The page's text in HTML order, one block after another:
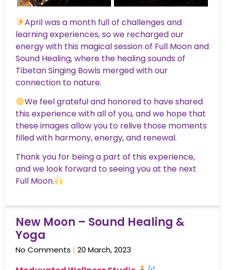
April was a month full of challenges and
learning experiences, so we recharged our
energy with this magical session of Full Moon and
Sound Healing, where the healing sounds of
Tibetan Singing Bowls merged with our
connection to nature.
We feel grateful and honored to have shared
this experience with all of you, and we hope that
these images allow you to relive those moments
filled with harmony, energy, and renewal.
Thank you for being a part of this experience,
and we look forward to seeing you at the next
Full Moon.
New Moon – Sound Healing &
Yoga
No Comments 20 March, 2023